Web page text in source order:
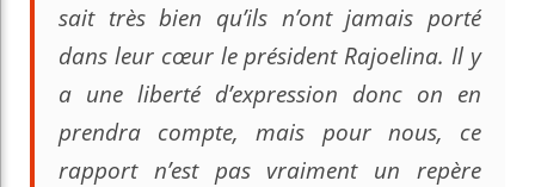
sait très bien qu’ils n’ont jamais porté
dans leur cœur le président Rajoelina. Il y
a une liberté d’expression donc on en
prendra compte, mais pour nous, ce
rapport n’est pas vraiment un repère